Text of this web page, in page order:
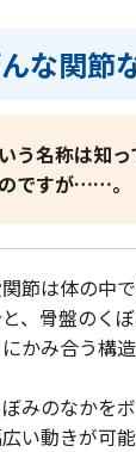
な関節
う名称は知
ですが……。
節は体の中
、骨盤のく
かみ合う構
ぼみのなかを
い動きが可